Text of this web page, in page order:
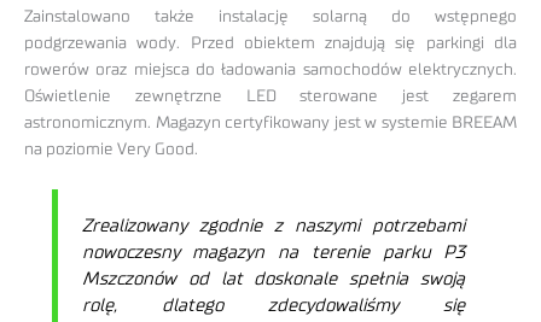
Zainstalowano także instalację solarną do wstępnego
podgrzewania wody. Przed obiektem znajdują się parkingi dla
rowerów oraz miejsca do ładowania samochodów elektrycznych.
Oświetlenie zewnętrzne LED sterowane jest zegarem
astronomicznym. Magazyn certyfikowany jest w systemie BREEAM
na poziomie Very Good.
Zrealizowany zgodnie z naszymi potrzebami
nowoczesny magazyn na terenie parku P3
Mszczonów od lat doskonale spełnia swoją
rolę, dlatego zdecydowaliśmy się